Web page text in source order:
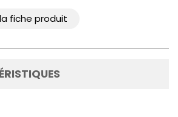
fiche produit